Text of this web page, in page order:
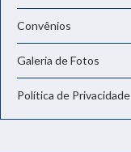
Convênios
Galeria de Fotos
Política de Privacidade